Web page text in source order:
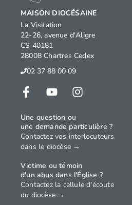
MAISON DIOCÉSAINE
La Visitation
22-26, avenue d'Aligre
CS 40181
28008 Chartres Cedex
02 37 88 00 09
Une question ou
une demande particulière ?
Contactez vos interlocuteurs
dans le diocèse →
Victime ou témoin
d'un abus dans l'Église ?
Contactez la cellule d'écoute
du diocèse →